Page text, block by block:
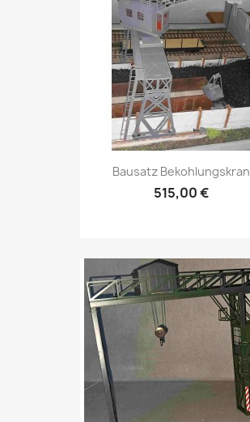
Bausatz Bekohlungskran
515,00 €